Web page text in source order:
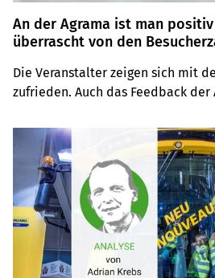
An der Agrama ist man positiv
überrascht von den
Die Veranstalter zeigen sich mit
zufrieden. Auch das Feedback